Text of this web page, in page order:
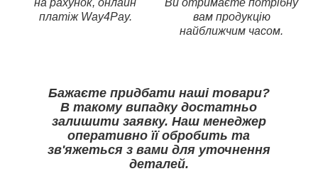
на рахунок, онлайн
платіж Way4Pay.
Ви отримаєте потрібну
вам продукцію
найближчим часом.
Бажаєте придбати наші товари?
В такому випадку достатньо
залишити заявку. Наш менеджер
оперативно її обробить та
зв'яжеться з вами для уточнення
деталей.